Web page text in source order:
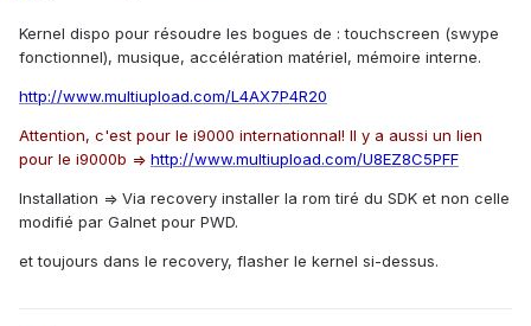
Kernel dispo pour résoudre les bogues de : touchscreen (swype
fonctionnel), musique, accélération matériel, mémoire interne.
http://www.multiupload.com/L4AX7P4R20
Attention, c'est pour le i9000 internationnal! Il y a aussi un lien
pour le i9000b => http://www.multiupload.com/U8EZ8C5PFF
Installation => Via recovery installer la rom tiré du SDK et non celle
modifié par Galnet pour PWD.
et toujours dans le recovery, flasher le kernel si-dessus.